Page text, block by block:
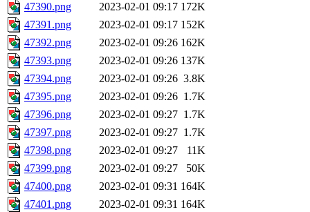
47390.png
2023-02-01 09:17 172K
47391.png
2023-02-01 09:17 152K
47392.png
2023-02-01 09:26 162K
47393.png
2023-02-01 09:26 137K
47394.png
2023-02-01 09:26 3.8K
47395.png
2023-02-01 09:26 1.7K
47396.png
2023-02-01 09:27 1.7K
47397.png
2023-02-01 09:27 1.7K
47398.png
2023-02-01 09:27
11K
47399.png
2023-02-01 09:27
50K
47400.png
2023-02-01 09:31 164K
47401.png
2023-02-01 09:31 164K